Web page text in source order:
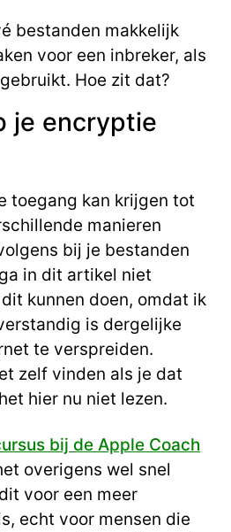
bestanden makkelijk
voor een inbreker, als
gebruikt. Hoe zit dat?
je encryptie
toegang kan krijgen tot
manieren
bij je bestanden
in dit artikel niet
kunnen doen, omdat ik
is dergelijke
te verspreiden.
zelf vinden als je dat
hier nu niet lezen.
bij de Apple Coach
overigens wel snel
voor een meer
echt voor mensen die